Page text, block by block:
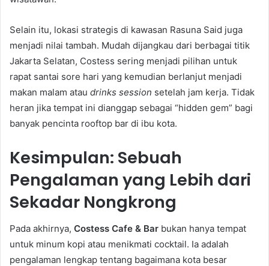
Selain itu, lokasi strategis di kawasan Rasuna Said juga
menjadi nilai tambah. Mudah dijangkau dari berbagai titik
Jakarta Selatan, Costess sering menjadi pilihan untuk
rapat santai sore hari yang kemudian berlanjut menjadi
makan malam atau drinks session setelah jam kerja. Tidak
heran jika tempat ini dianggap sebagai “hidden gem” bagi
banyak pencinta rooftop bar di ibu kota.
Kesimpulan: Sebuah
Pengalaman yang Lebih dari
Sekadar Nongkrong
Pada akhirnya, Costess Cafe & Bar bukan hanya tempat
untuk minum kopi atau menikmati cocktail. Ia adalah
pengalaman lengkap tentang bagaimana kota besar